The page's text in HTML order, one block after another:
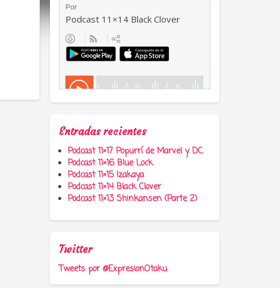
Entradas recientes
Podcast 11×17 Popurrí de Marvel y DC
Podcast 11×16 Blue Lock
Podcast 11×15 Izakaya
Podcast 11×14 Black Clover
Podcast 11×13 Shinkansen (Parte 2)
Twitter
Tweets por @ExpresionOtaku